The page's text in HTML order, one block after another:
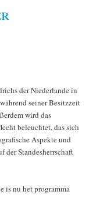
der Niederlande in
seiner Besitzzeit
wird das
beleuchtet, das sich
Aspekte und
der Standesherrschaft
is nu het programma